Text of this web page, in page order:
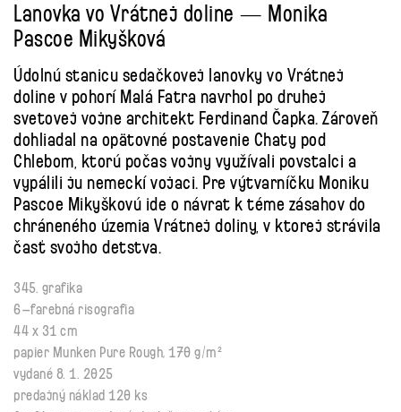
Lanovka vo Vrátnej doline — Monika
Pascoe Mikyšková
Údolnú stanicu sedačkovej lanovky vo Vrátnej
doline v pohorí Malá Fatra navrhol po druhej
svetovej vojne architekt Ferdinand Čapka. Zároveň
dohliadal na opätovné postavenie Chaty pod
Chlebom, ktorú počas vojny využívali povstalci a
vypálili ju nemeckí vojaci. Pre výtvarníčku Moniku
Pascoe Mikyškovú ide o návrat k téme zásahov do
chráneného územia Vrátnej doliny, v ktorej strávila
časť svojho detstva.
345. grafika
6–farebná risografia
44 x 31 cm
papier Munken Pure Rough, 170 g/m²
vydané 8. 1. 2025
predajný náklad 120 ks